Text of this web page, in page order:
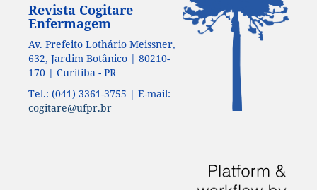
Revista Cogitare
Enfermagem
Av. Prefeito Lothário Meissner,
632, Jardim Botânico | 80210-
170 | Curitiba - PR
Tel.: (041) 3361-3755 | E-mail:
cogitare@ufpr.br